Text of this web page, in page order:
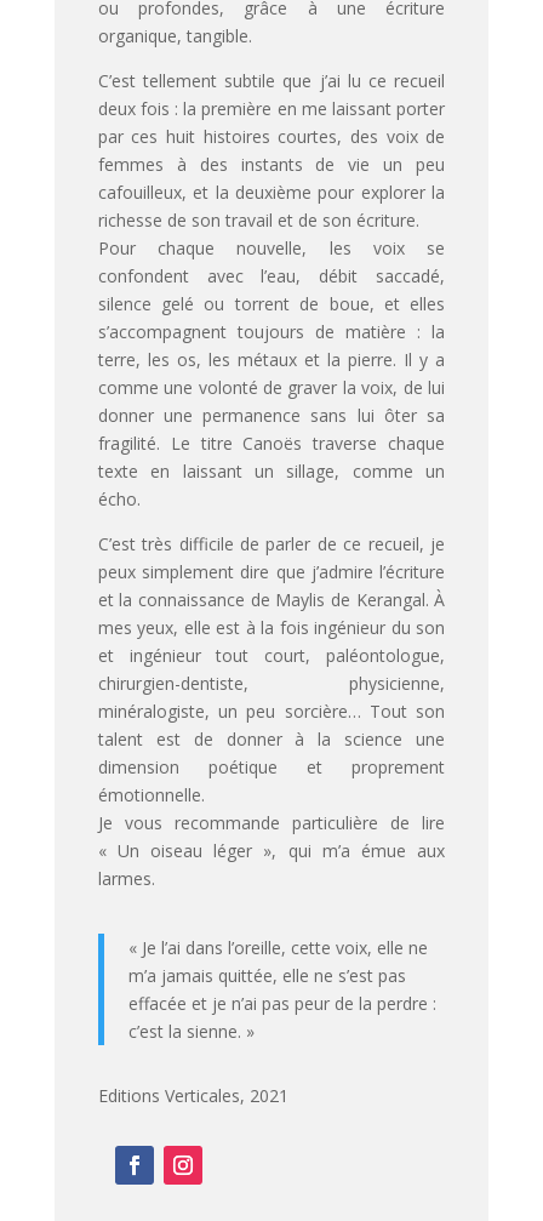
ou profondes, grâce à une écriture
organique, tangible.
C’est tellement subtile que j’ai lu ce recueil
deux fois : la première en me laissant porter
par ces huit histoires courtes, des voix de
femmes à des instants de vie un peu
cafouilleux, et la deuxième pour explorer la
richesse de son travail et de son écriture.
Pour chaque nouvelle, les voix se
confondent avec l’eau, débit saccadé,
silence gelé ou torrent de boue, et elles
s’accompagnent toujours de matière : la
terre, les os, les métaux et la pierre. Il y a
comme une volonté de graver la voix, de lui
donner une permanence sans lui ôter sa
fragilité. Le titre Canoës traverse chaque
texte en laissant un sillage, comme un
écho.
C’est très difficile de parler de ce recueil, je
peux simplement dire que j’admire l’écriture
et la connaissance de Maylis de Kerangal. À
mes yeux, elle est à la fois ingénieur du son
et ingénieur tout court, paléontologue,
chirurgien-dentiste, physicienne,
minéralogiste, un peu sorcière… Tout son
talent est de donner à la science une
dimension poétique et proprement
émotionnelle.
Je vous recommande particulière de lire
« Un oiseau léger », qui m’a émue aux
larmes.
« Je l’ai dans l’oreille, cette voix, elle ne
m’a jamais quittée, elle ne s’est pas
effacée et je n’ai pas peur de la perdre :
c’est la sienne. »
Editions Verticales, 2021